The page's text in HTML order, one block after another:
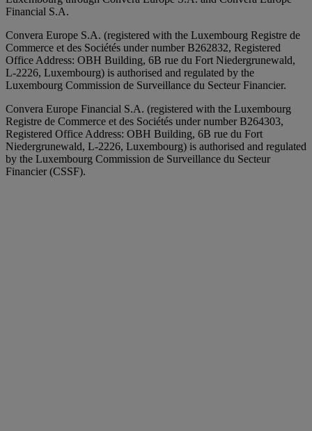
Financial S.A.
Convera Europe S.A. (registered with the Luxembourg Registre de
Commerce et des Sociétés under number B262832, Registered
Office Address: OBH Building, 6B rue du Fort Niedergrunewald,
L-2226, Luxembourg) is authorised and regulated by the
Luxembourg Commission de Surveillance du Secteur Financier.
Convera Europe Financial S.A. (registered with the Luxembourg
Registre de Commerce et des Sociétés under number B264303,
Registered Office Address: OBH Building, 6B rue du Fort
Niedergrunewald, L-2226, Luxembourg) is authorised and regulated
by the Luxembourg Commission de Surveillance du Secteur
Financier (CSSF).